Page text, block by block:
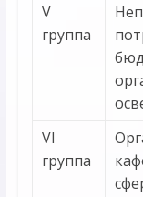
V
группа
VI
группа